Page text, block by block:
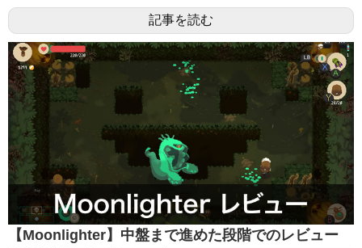
記事を読む
【Moonlighter】中盤まで進めた段階でのレビュー